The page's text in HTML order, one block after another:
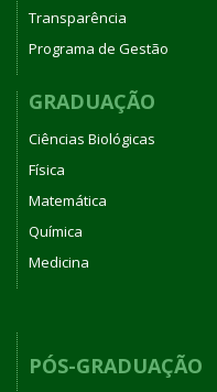
Transparência
Programa de Gestão
GRADUAÇÃO
Ciências Biológicas
Física
Matemática
Química
Medicina
PÓS-GRADUAÇÃO